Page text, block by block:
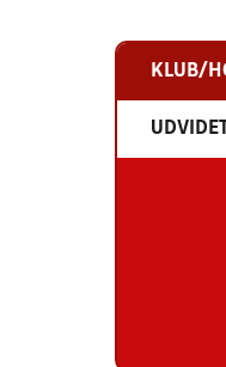
KLUB/